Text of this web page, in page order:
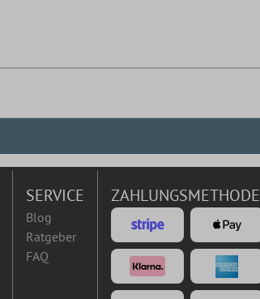
SERVICE
Blog
Ratgeber
FAQ
ZAHLUNGSMETHODE